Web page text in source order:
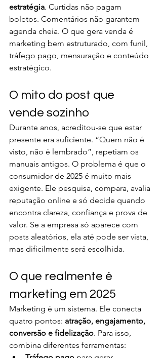
estratégia. Curtidas não pagam
boletos. Comentários não garantem
agenda cheia. O que gera venda é
marketing bem estruturado, com funil,
tráfego pago, mensuração e conteúdo
estratégico.
O mito do post que
vende sozinho
Durante anos, acreditou-se que estar
presente era suficiente. “Quem não é
visto, não é lembrado”, repetiam os
manuais antigos. O problema é que o
consumidor de 2025 é muito mais
exigente. Ele pesquisa, compara, avalia
reputação online e só decide quando
encontra clareza, confiança e prova de
valor. Se a empresa só aparece com
posts aleatórios, ela até pode ser vista,
mas dificilmente será escolhida.
O que realmente é
marketing em 2025
Marketing é um sistema. Ele conecta
quatro pontos: atração, engajamento,
conversão e fidelização. Para isso,
combina diferentes ferramentas: